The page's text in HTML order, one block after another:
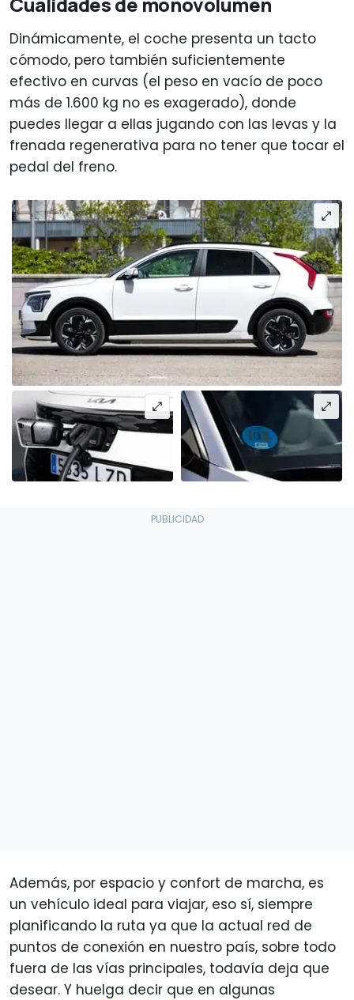
Dinámicamente, el coche presenta un tacto
cómodo, pero también suficientemente
efectivo en curvas (el peso en vacío de poco
más de 1.600 kg no es exagerado), donde
puedes llegar a ellas jugando con las levas y la
frenada regenerativa para no tener que tocar el
pedal del freno.
Además, por espacio y confort de marcha, es
un vehículo ideal para viajar, eso sí, siempre
planificando la ruta ya que la actual red de
puntos de conexión en nuestro país, sobre todo
fuera de las vías principales, todavía deja que
desear. Y huelga decir que en algunas